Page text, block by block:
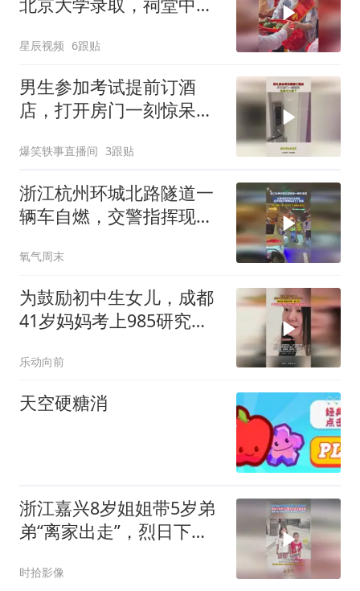
北京大学录取，祠堂中门
星辰视频 6跟贴
男生参加考试提前订酒
店，打开房门一刻惊呆，
爆笑轶事直播间 3跟贴
浙江杭州环城北路隧道一
辆车自燃，交警指挥现场
辆车发生了碰撞
氧气周末
为鼓励初中生女儿，成都
41岁妈妈考上985研究
战上岸
乐动向前
天空硬糖消
浙江嘉兴8岁姐姐带5岁弟
弟“离家出走”，烈日下徒
时拾影像